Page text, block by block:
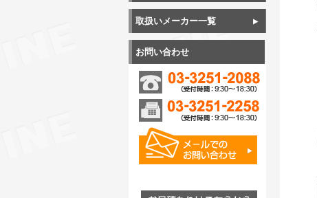
取扱いメーカー一覧
お問い合わせ